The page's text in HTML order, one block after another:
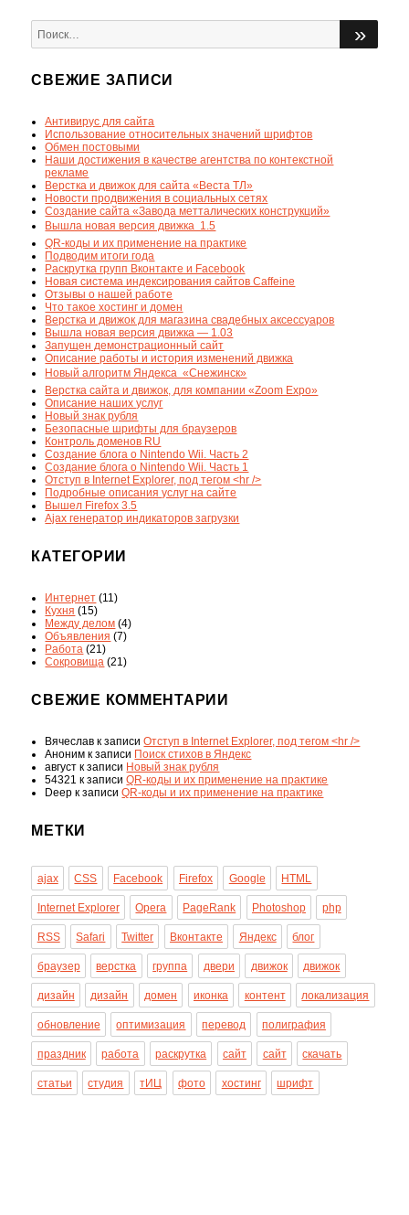
СВЕЖИЕ ЗАПИСИ
Антивирус для сайта
Использование относительных значений шрифтов
Обмен постовыми
Наши достижения в качестве агентства по контекстной
рекламе
Верстка и движок для сайта «Веста ТЛ»
Новости продвижения в социальных сетях
Создание сайта «Завода метталических конструкций»
Вышла новая версия движка  1.5
QR-коды и их применение на практике
Подводим итоги года
Раскрутка групп Вконтакте и Facebook
Новая система индексирования сайтов Caffeine
Отзывы о нашей работе
Что такое хостинг и домен
Верстка и движок для магазина свадебных аксессуаров
Вышла новая версия движка — 1.03
Запущен демонстрационный сайт
Описание работы и история изменений движка
Новый алгоритм Яндекса  «Снежинск»
Верстка сайта и движок, для компании «Zoom Expo»
Описание наших услуг
Новый знак рубля
Безопасные шрифты для браузеров
Контроль доменов RU
Создание блога о Nintendo Wii. Часть 2
Создание блога о Nintendo Wii. Часть 1
Отступ в Internet Explorer, под тегом <hr />
Подробные описания услуг на сайте
Вышел Firefox 3.5
Ajax генератор индикаторов загрузки
КАТЕГОРИИ
Интернет (11)
Кухня (15)
Между делом (4)
Объявления (7)
Работа (21)
Сокровища (21)
СВЕЖИЕ КОММЕНТАРИИ
Вячеслав к записиОтступ в Internet Explorer, под тегом <hr />
Аноним к записи Поиск стихов в Яндекс
август к записи Новый знак рубля
54321 к записиQR-коды и их применение на практике
Deep к записиQR-коды и их применение на практике
МЕТКИ
ajax CSS Facebook Firefox Google HTML
Internet Explorer Opera PageRank Photoshop php
RSS Safari Twitter Вконтакте Яндекс блог
браузер верстка группа двери движок движок
дизайн дизайн домен иконка контент локализация
обновление оптимизация перевод полиграфия
праздник работа раскрутка сайт сайт скачать
статьи студия тИЦ фото хостинг шрифт